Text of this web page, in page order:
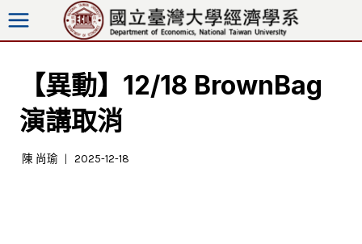
跳
至
【異動】12/18 BrownBag
演講取消
陳 尚瑜 2025-12-18